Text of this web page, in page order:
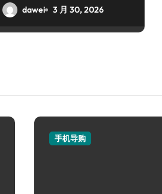
dawei 3 月 30, 2026
手机导购